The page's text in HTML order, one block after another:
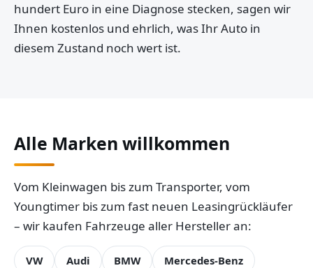
hundert Euro in eine Diagnose stecken, sagen wir
Ihnen kostenlos und ehrlich, was Ihr Auto in
diesem Zustand noch wert ist.
Alle Marken willkommen
Vom Kleinwagen bis zum Transporter, vom
Youngtimer bis zum fast neuen Leasingrückläufer
– wir kaufen Fahrzeuge aller Hersteller an:
VW Audi BMW Mercedes-Benz